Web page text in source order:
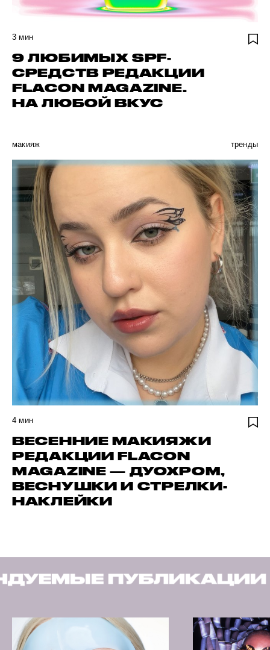
3 мин
9 ЛЮБИМЫХ SPF-
СРЕДСТВ РЕДАКЦИИ
FLACON MAGAZINE.
НА ЛЮБОЙ ВКУС
макияж тренды
4 мин
ВЕСЕННИЕ МАКИЯЖИ
РЕДАКЦИИ FLACON
MAGAZINE — ДУОХРОМ,
ВЕСНУШКИ И СТРЕЛКИ-
НАКЛЕЙКИ